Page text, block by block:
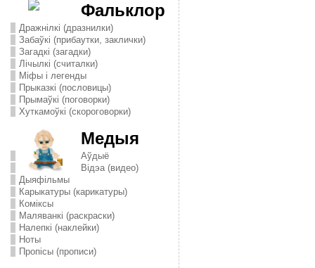
Фальклор
Дражнілкі (дразнилки)
Забаўкі (прибаутки, заклички)
Загадкі (загадки)
Лічылкі (считалки)
Міфы і легенды
Прыказкі (пословицы)
Прымаўкі (поговорки)
Хуткамоўкі (скороговорки)
Медыя
Аўдыё
Відэа (видео)
Дыяфільмы
Карыкатуры (карикатуры)
Комiксы
Маляванкі (раскраски)
Налепкі (наклейки)
Ноты
Пропісы (прописи)